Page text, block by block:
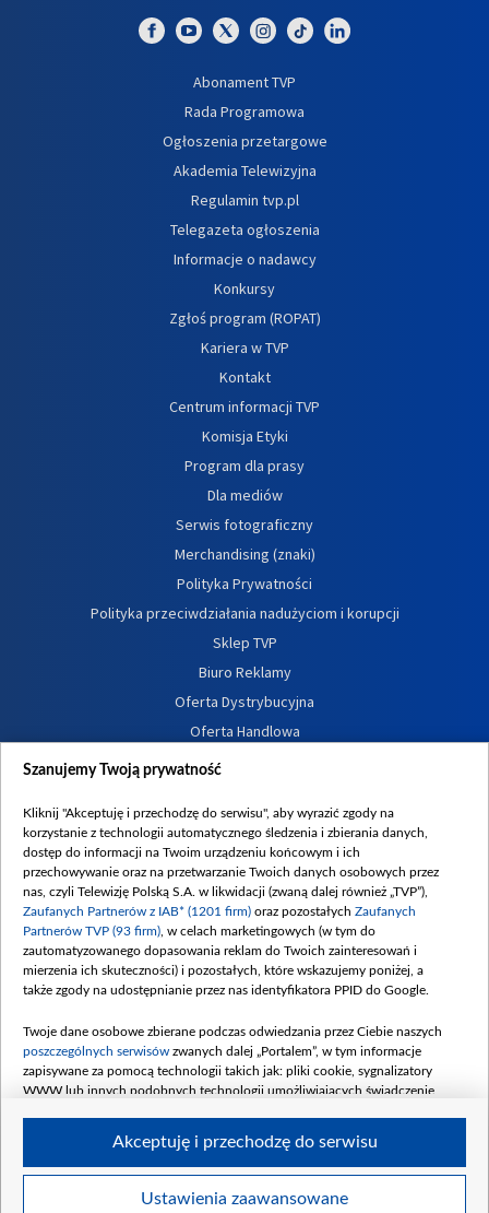
Abonament TVP
Rada Programowa
Ogłoszenia przetargowe
Akademia Telewizyjna
Regulamin tvp.pl
Telegazeta ogłoszenia
Informacje o nadawcy
Konkursy
Zgłoś program (ROPAT)
Kariera w TVP
Kontakt
Centrum informacji TVP
Komisja Etyki
Program dla prasy
Dla mediów
Serwis fotograficzny
Merchandising (znaki)
Polityka Prywatności
Polityka przeciwdziałania nadużyciom i korupcji
Sklep TVP
Biuro Reklamy
Oferta Dystrybucyjna
Oferta Handlowa
Dostępność
Procedura zgłoszeń wewnętrznych
Szanujemy Twoją prywatność
Kliknij "Akceptuję i przechodzę do serwisu", aby wyrazić zgody na
korzystanie z technologii automatycznego śledzenia i zbierania danych,
dostęp do informacji na Twoim urządzeniu końcowym i ich
przechowywanie oraz na przetwarzanie Twoich danych osobowych przez
nas, czyli Telewizję Polską S.A. w likwidacji (zwaną dalej również „TVP”),
Zaufanych Partnerów z IAB* (1201 firm) oraz pozostałych Zaufanych
Partnerów TVP (93 firm) , w celach marketingowych (w tym do
zautomatyzowanego dopasowania reklam do Twoich zainteresowań i
mierzenia ich skuteczności) i pozostałych, które wskazujemy poniżej, a
także zgody na udostępnianie przez nas identyfikatora PPID do Google.
Twoje dane osobowe zbierane podczas odwiedzania przez Ciebie naszych
poszczególnych serwisów zwanych dalej „Portalem”, w tym informacje
zapisywane za pomocą technologii takich jak: pliki cookie, sygnalizatory
WWW lub innych podobnych technologii umożliwiających świadczenie
Twoje dane osobowe zbierane podczas odwiedzania przez Ciebie
Ustawienia zaawansowane
Akceptuję i przechodzę do serwisu